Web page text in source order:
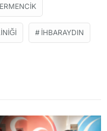
İHBARAYDIN